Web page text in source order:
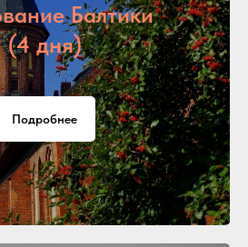
Балтики
(4 дня)
Подробнее